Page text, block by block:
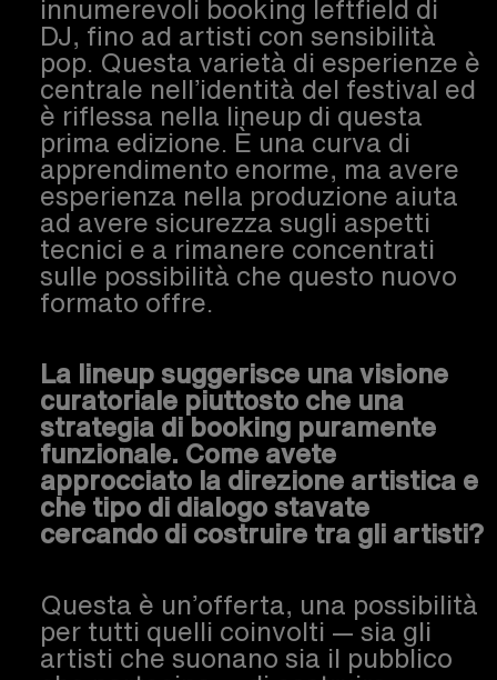
innumerevoli booking leftfield di
DJ, fino ad artisti con sensibilità
pop. Questa varietà di esperienze è
centrale nell’identità del festival ed
è riflessa nella lineup di questa
prima edizione. È una curva di
apprendimento enorme, ma avere
esperienza nella produzione aiuta
ad avere sicurezza sugli aspetti
tecnici e a rimanere concentrati
sulle possibilità che questo nuovo
formato offre.
La lineup suggerisce una visione
curatoriale piuttosto che una
strategia di booking puramente
funzionale. Come avete
approcciato la direzione artistica e
che tipo di dialogo stavate
cercando di costruire tra gli artisti?
Questa è un’offerta, una possibilità
per tutti quelli coinvolti — sia gli
artisti che suonano sia il pubblico